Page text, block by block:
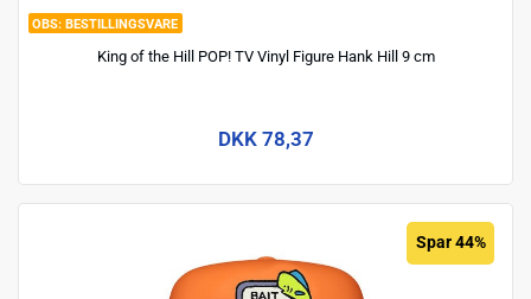
BESTILLINGSVARE
King of the Hill POP! TV Vinyl Figure Hank Hill 9 cm
DKK 78,37
Spar 44%